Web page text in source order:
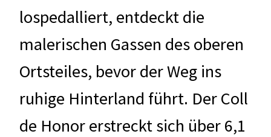
lospedalliert, entdeckt die
malerischen Gassen des oberen
Ortsteiles, bevor der Weg ins
ruhige Hinterland führt. Der Coll
de Honor erstreckt sich über 6,1